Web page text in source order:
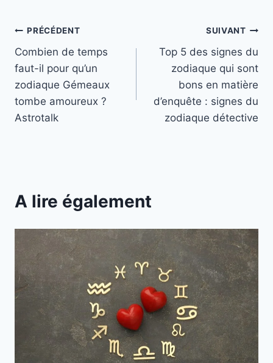
Navigation
de
l’article
PRÉCÉDENT
Combien de temps
faut-il pour qu’un
zodiaque Gémeaux
tombe amoureux ?
Astrotalk
SUIVANT
Top 5 des signes du
zodiaque qui sont
bons en matière
d’enquête : signes du
zodiaque détective
A lire également